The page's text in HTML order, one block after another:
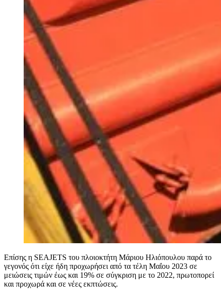
Επίσης η SEAJETS του πλοιοκτήτη Μάριου Ηλιόπουλου παρά το
γεγονός ότι είχε ήδη προχωρήσει από τα τέλη Μαΐου 2023 σε
μειώσεις τιμών έως και 19% σε σύγκριση με το 2022, πρωτοπορεί
και προχωρά και σε νέες εκπτώσεις.